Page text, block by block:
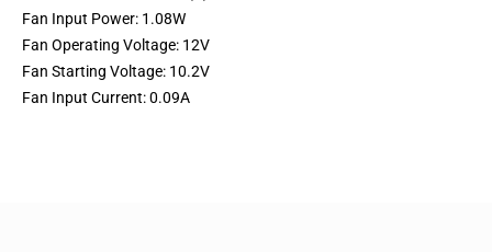
Fan Input Power: 1.08W
Fan Operating Voltage: 12V
Fan Starting Voltage: 10.2V
Fan Input Current: 0.09A